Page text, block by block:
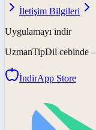
İletişim Bilgileri
Uygulamayı indir
UzmanTipDil cebinde
İndirApp Store